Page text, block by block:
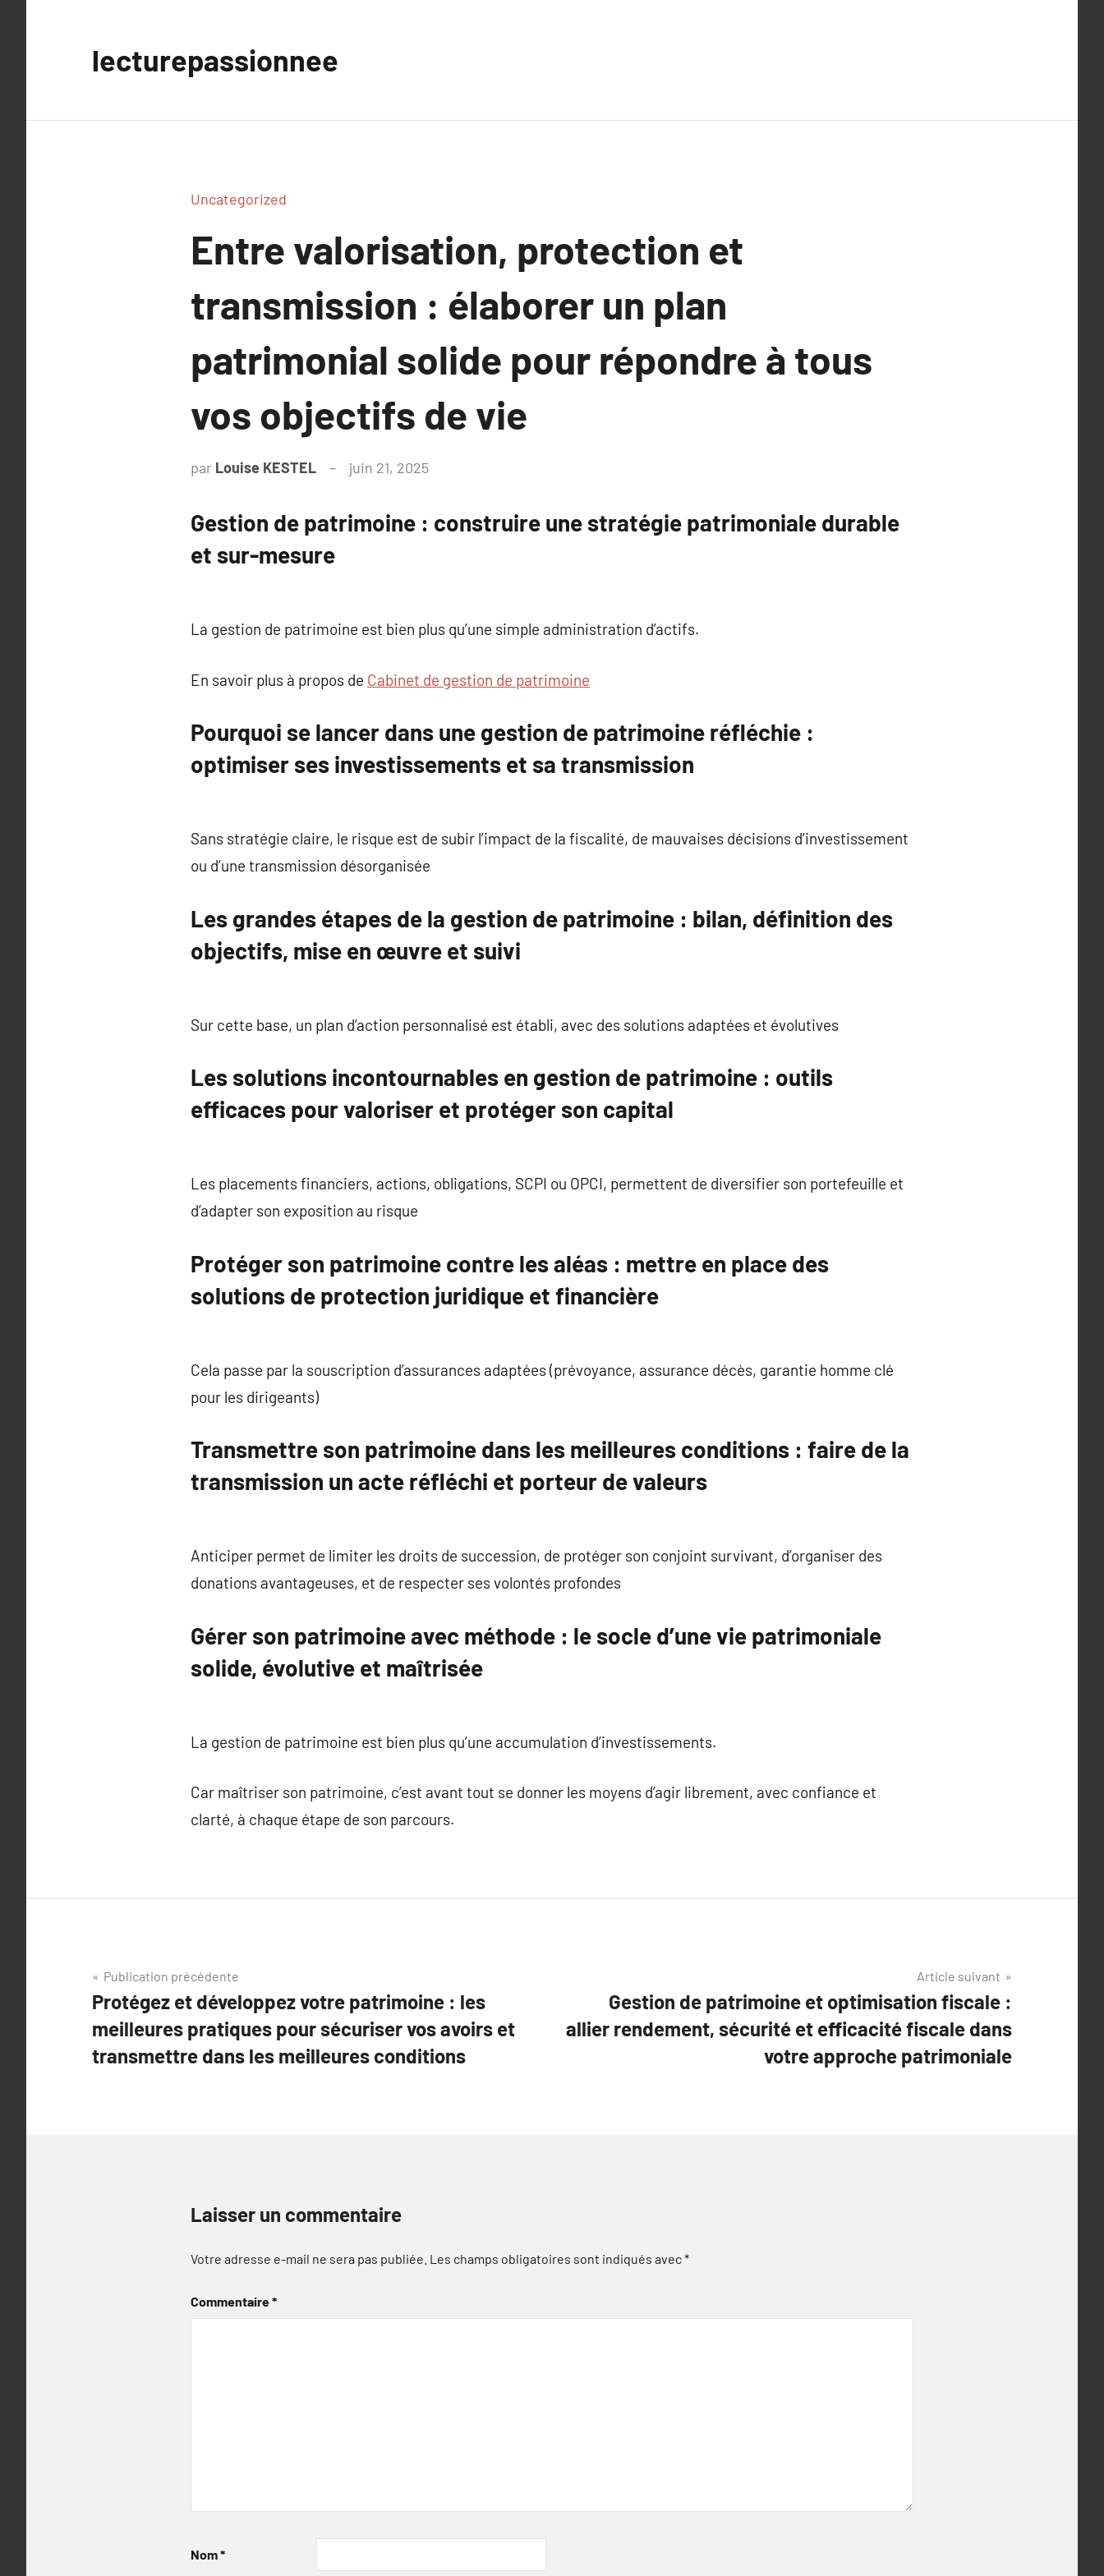
lecturepassionnee
Uncategorized
Entre valorisation, protection et
transmission : élaborer un plan
patrimonial solide pour répondre à tous
vos objectifs de vie
par Louise KESTEL juin 21, 2025
Gestion de patrimoine : construire une stratégie patrimoniale durable
et sur-mesure
La gestion de patrimoine est bien plus qu’une simple administration d’actifs.
En savoir plus à propos de Cabinet de gestion de patrimoine
Pourquoi se lancer dans une gestion de patrimoine réfléchie :
optimiser ses investissements et sa transmission
Sans stratégie claire, le risque est de subir l’impact de la fiscalité, de mauvaises décisions d’investissement
ou d’une transmission désorganisée
Les grandes étapes de la gestion de patrimoine : bilan, définition des
objectifs, mise en œuvre et suivi
Sur cette base, un plan d’action personnalisé est établi, avec des solutions adaptées et évolutives
Les solutions incontournables en gestion de patrimoine : outils
efficaces pour valoriser et protéger son capital
Les placements financiers, actions, obligations, SCPI ou OPCI, permettent de diversifier son portefeuille et
d’adapter son exposition au risque
Protéger son patrimoine contre les aléas : mettre en place des
solutions de protection juridique et financière
Cela passe par la souscription d’assurances adaptées (prévoyance, assurance décès, garantie homme clé
pour les dirigeants)
Transmettre son patrimoine dans les meilleures conditions : faire de la
transmission un acte réfléchi et porteur de valeurs
Anticiper permet de limiter les droits de succession, de protéger son conjoint survivant, d’organiser des
donations avantageuses, et de respecter ses volontés profondes
Gérer son patrimoine avec méthode : le socle d’une vie patrimoniale
solide, évolutive et maîtrisée
La gestion de patrimoine est bien plus qu’une accumulation d’investissements.
Car maîtriser son patrimoine, c’est avant tout se donner les moyens d’agir librement, avec confiance et
clarté, à chaque étape de son parcours.
Navigation
de
l’article
Publication précédente
Protégez et développez votre patrimoine : les
meilleures pratiques pour sécuriser vos avoirs et
transmettre dans les meilleures conditions
Article suivant
Gestion de patrimoine et optimisation fiscale :
allier rendement, sécurité et efficacité fiscale dans
votre approche patrimoniale
Laisser un commentaire
Votre adresse e-mail ne sera pas publiée. Les champs obligatoires sont indiqués avec*
Commentaire*
Nom*